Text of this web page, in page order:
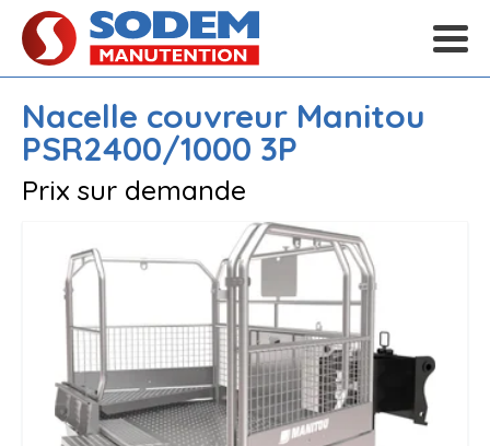
Nacelle couvreur Manitou
PSR2400/1000 3P
Prix sur demande